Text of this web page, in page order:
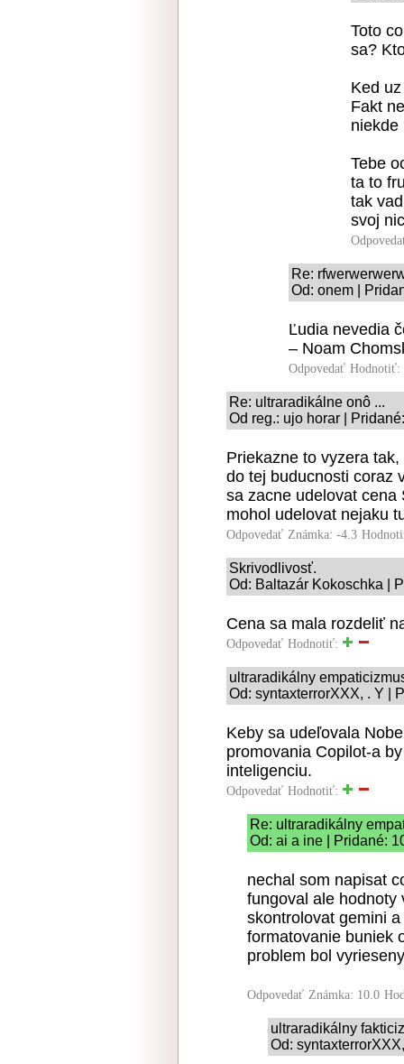
Toto
sa?
Ked
Fakt
niekde
Tebe
ta to
tak
svoj
Re:
Od: onem |
Ľudia nevedia
– Noam
Odpovedať Hodnotiť:
Re: ultraradikálne onô ...
Od reg.: ujo horar |
Priekazne to vyzera
do tej buducnosti coraz
sa zacne udelovat cena
mohol udelovat nejaku
Odpovedať Známka: -4.3
Skrivodlivosť.
Od: Baltazár Kokoschka |
Cena sa mala rozdeliť
Odpovedať Hodnotiť:
ultraradikálny
Od: syntaxterrorXXX, . Y |
Keby sa udeľovala
promovania Copilot-a
inteligenciu.
Odpovedať Hodnotiť:
Re: ultraradikálny
Od: ai a ine | Pridané:
nechal som napisat
fungoval ale hodnoty
skontrolovat gemini
formatovanie buniek
problem bol
Odpovedať Známka: 10.0
ultraradikálny
Od: